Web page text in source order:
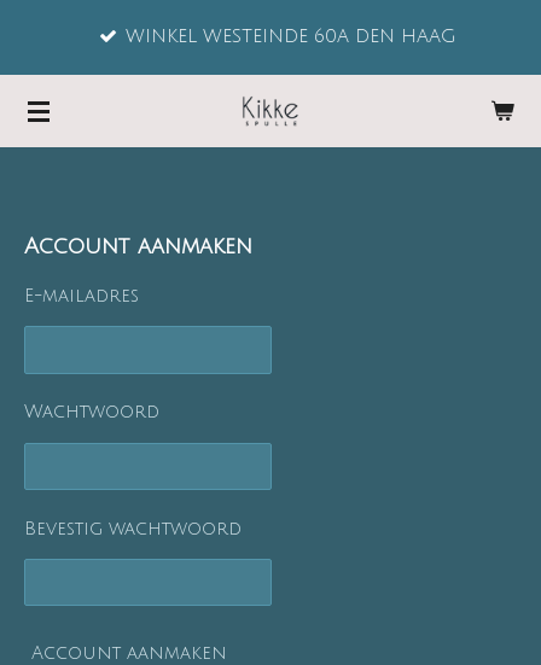
de
WINKEL WESTEINDE 60A DEN HAAG
Account aanmaken
E-mailadres
Wachtwoord
Bevestig wachtwoord
Account aanmaken